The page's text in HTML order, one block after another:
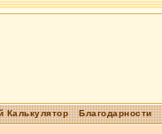
Благодарности